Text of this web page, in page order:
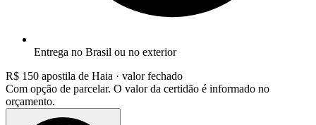
Entrega no Brasil ou no exterior
R$ 150 apostila de Haia · valor fechado
Com opção de parcelar. O valor da certidão é informado no
orçamento.